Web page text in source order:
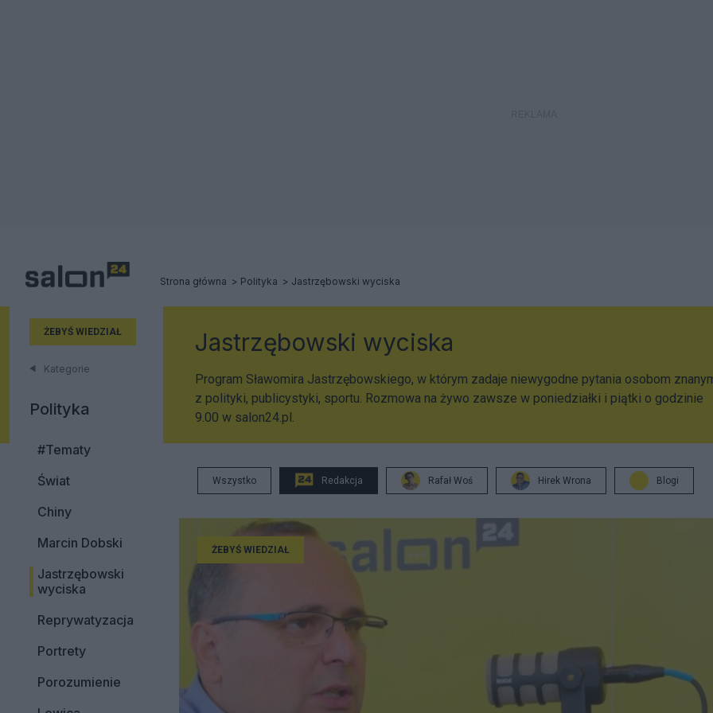
Strona główna Polityka Jastrzębowski wyciska
ŻEBYŚ WIEDZIAŁ
Kategorie
Polityka
#Tematy
Świat
Chiny
Marcin Dobski
Jastrzębowski
wyciska
Reprywatyzacja
Portrety
Porozumienie
Jastrzębowski wyciska
Program Sławomira Jastrzębowskiego, w którym zadaje niewygodne pytania osobom
z polityki, publicystyki, sportu. Rozmowa na żywo zawsze w poniedziałki i piątki o godzinie
9.00 w salon24.pl.
Wszystko Redakcja Rafał Woś Hirek Wrona Blogi
ŻEBYŚ WIEDZIAŁ